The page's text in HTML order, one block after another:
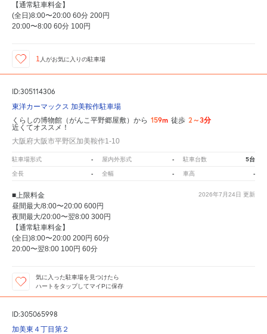
【通常駐車料金】
(全日)8:00〜20:00 60分 200円
20:00〜8:00 60分 100円
1 人がお気に入りの駐車場
ID:305114306
東洋カーマックス 加美鞍作駐車場
くらしの博物館（がんこ平野郷屋敷）から 159m 徒歩 2～3分
近くてオススメ！
大阪府大阪市平野区加美鞍作1-10
駐車場形式 - 屋内外形式 - 駐車台数 5台
全長 - 全幅 - 車高 -
2026年7月24日 更新
■上限料金
昼間最大/8:00〜20:00 600円
夜間最大/20:00〜翌8:00 300円
【通常駐車料金】
(全日)8:00〜20:00 200円 60分
20:00〜翌8:00 100円 60分
気に入った駐車場を見つけたら
ハートをタップしてマイPに保存
ID:305065998
加美東４丁目第２